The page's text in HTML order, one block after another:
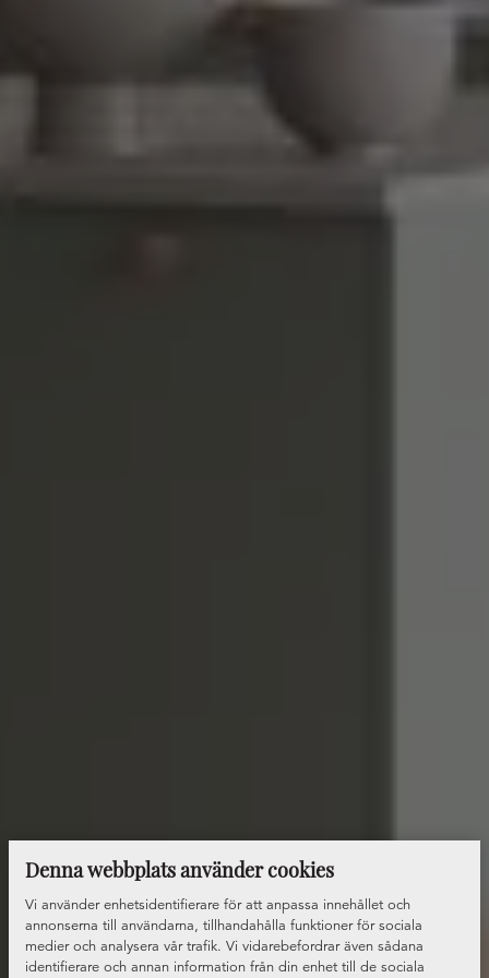
Denna webbplats använder cookies
Vi använder enhetsidentifierare för att anpassa innehållet och
annonserna till användarna, tillhandahålla funktioner för sociala
medier och analysera vår trafik. Vi vidarebefordrar även sådana
identifierare och annan information från din enhet till de sociala